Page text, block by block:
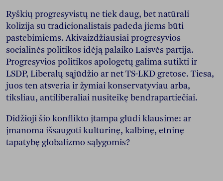
Ryškių progresyvistų ne tiek daug, bet natūrali
kolizija su tradicionalistais padeda jiems būti
pastebimiems. Akivaizdžiausiai progresyvios
socialinės politikos idėją palaiko Laisvės partija.
Progresyvios politikos apologetų galima sutikti ir
LSDP, Liberalų sąjūdžio ar net TS-LKD gretose. Tiesa,
juos ten atsveria ir žymiai konservatyviau arba,
tiksliau, antiliberaliai nusiteikę bendrapartiečiai.
Didžioji šio konflikto įtampa glūdi klausime: ar
įmanoma išsaugoti kultūrinę, kalbinę, etninę
tapatybę globalizmo sąlygomis?